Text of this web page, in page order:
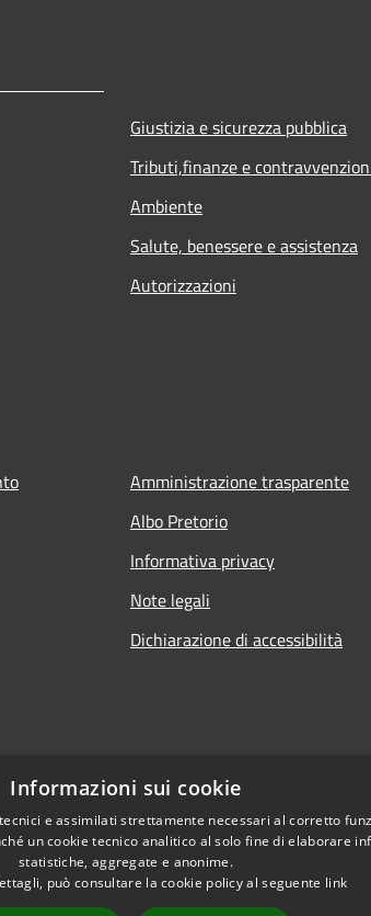
Giustizia e sicurezza pubblica
Tributi,finanze e
Ambiente
Salute, benessere e assistenza
Autorizzazioni
Amministrazione trasparente
Albo Pretorio
Informativa privacy
Note legali
Dichiarazione di accessibilità
Informazioni sui cookie
e assimilati strettamente necessari al corretto
un cookie tecnico analitico al solo fine di elaborare
statistiche, aggregate e anonime.
può consultare la cookie policy al seguente link